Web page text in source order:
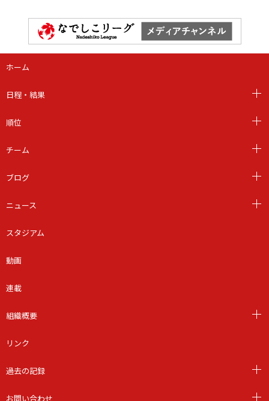
ホーム
日程・結果
順位
チーム
ブログ
ニュース
スタジアム
動画
連載
組織概要
リンク
過去の記録
お問い合わせ